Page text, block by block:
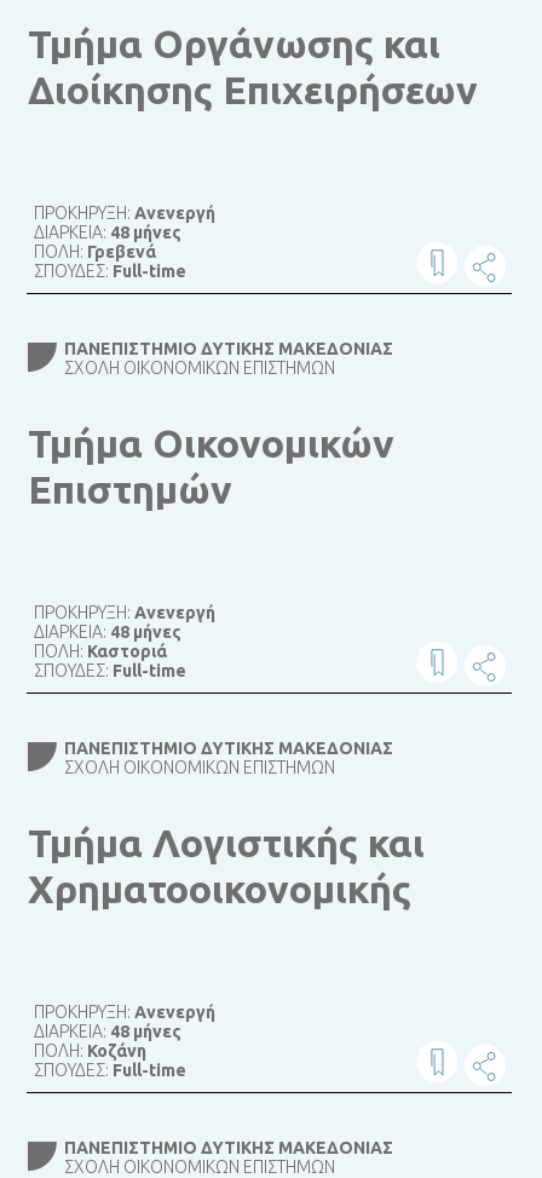
Τμήμα Οργάνωσης και
Διοίκησης Επιχειρήσεων
ΠΡΟΚΗΡΥΞΗ:Ανενεργή
ΔΙΑΡΚΕΙΑ: 48 μήνες
ΠΟΛΗ: Γρεβενά
ΣΠΟΥΔΕΣ: Full-time
ΠΑΝΕΠΙΣΤΉΜΙΟ ΔΥΤΙΚΉΣ ΜΑΚΕΔΟΝΊΑΣ
ΣΧΟΛΉ ΟΙΚΟΝΟΜΙΚΏΝ ΕΠΙΣΤΗΜΏΝ
Τμήμα Οικονομικών
Επιστημών
ΠΡΟΚΗΡΥΞΗ:Ανενεργή
ΔΙΑΡΚΕΙΑ: 48 μήνες
ΠΟΛΗ: Καστοριά
ΣΠΟΥΔΕΣ: Full-time
ΠΑΝΕΠΙΣΤΉΜΙΟ ΔΥΤΙΚΉΣ ΜΑΚΕΔΟΝΊΑΣ
ΣΧΟΛΉ ΟΙΚΟΝΟΜΙΚΏΝ ΕΠΙΣΤΗΜΏΝ
Τμήμα Λογιστικής και
Χρηματοοικονομικής
ΠΡΟΚΗΡΥΞΗ:Ανενεργή
ΔΙΑΡΚΕΙΑ: 48 μήνες
ΠΟΛΗ: Κοζάνη
ΣΠΟΥΔΕΣ: Full-time
ΠΑΝΕΠΙΣΤΉΜΙΟ ΔΥΤΙΚΉΣ ΜΑΚΕΔΟΝΊΑΣ
ΣΧΟΛΉ ΟΙΚΟΝΟΜΙΚΏΝ ΕΠΙΣΤΗΜΏΝ